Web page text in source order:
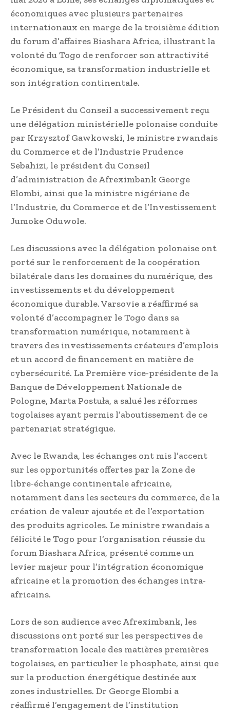
économiques avec plusieurs partenaires
internationaux en marge de la troisième édition
du forum d’affaires Biashara Africa, illustrant la
volonté du Togo de renforcer son attractivité
économique, sa transformation industrielle et
son intégration continentale.
Le Président du Conseil a successivement reçu
une délégation ministérielle polonaise conduite
par Krzysztof Gawkowski, le ministre rwandais
du Commerce et de l’Industrie Prudence
Sebahizi, le président du Conseil
d’administration de Afreximbank George
Elombi, ainsi que la ministre nigériane de
l’Industrie, du Commerce et de l’Investissement
Jumoke Oduwole.
Les discussions avec la délégation polonaise ont
porté sur le renforcement de la coopération
bilatérale dans les domaines du numérique, des
investissements et du développement
économique durable. Varsovie a réaffirmé sa
volonté d’accompagner le Togo dans sa
transformation numérique, notamment à
travers des investissements créateurs d’emplois
et un accord de financement en matière de
cybersécurité. La Première vice-présidente de la
Banque de Développement Nationale de
Pologne, Marta Postuła, a salué les réformes
togolaises ayant permis l’aboutissement de ce
partenariat stratégique.
Avec le Rwanda, les échanges ont mis l’accent
sur les opportunités offertes par la Zone de
libre-échange continentale africaine,
notamment dans les secteurs du commerce, de la
création de valeur ajoutée et de l’exportation
des produits agricoles. Le ministre rwandais a
félicité le Togo pour l’organisation réussie du
forum Biashara Africa, présenté comme un
levier majeur pour l’intégration économique
africaine et la promotion des échanges intra-
africains.
Lors de son audience avec Afreximbank, les
discussions ont porté sur les perspectives de
transformation locale des matières premières
togolaises, en particulier le phosphate, ainsi que
sur la production énergétique destinée aux
zones industrielles. Dr George Elombi a
réaffirmé l’engagement de l’institution